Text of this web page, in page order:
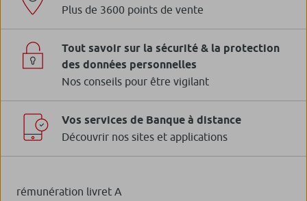
Plus de 3600 points de vente
Tout savoir sur la sécurité & la protection
des données personnelles
Nos conseils pour être vigilant
Vos services de Banque à distance
Découvrir nos sites et applications
rémunération livret A